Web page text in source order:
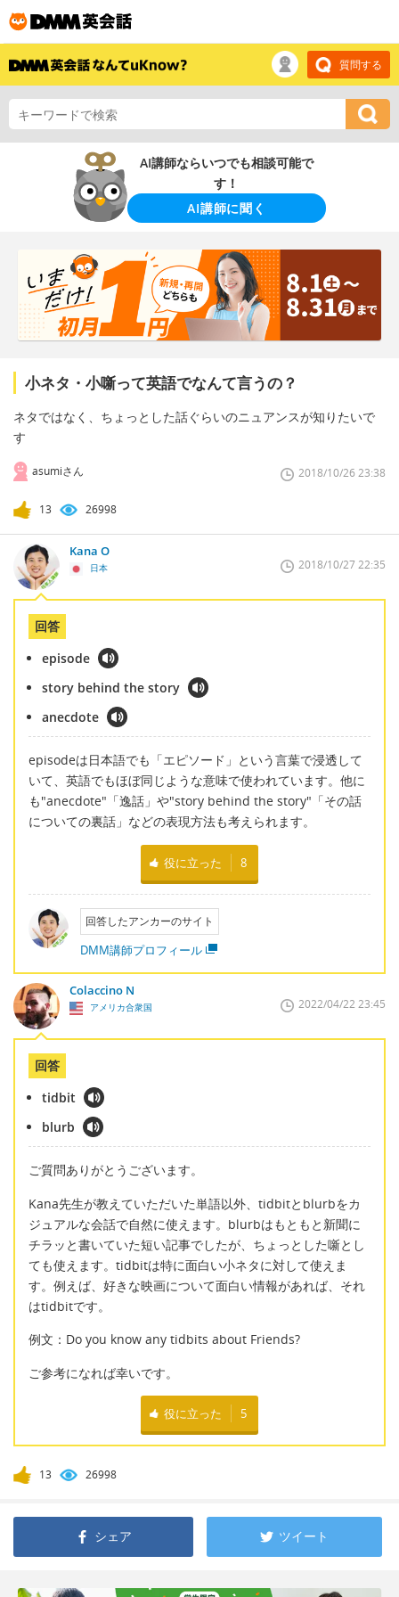
質問する
AI講師ならいつでも相談可能で
す！
AI講師に聞く
小ネタ・小噺って英語でなんて言うの？
ネタではなく、ちょっとした話ぐらいのニュアンスが知りたいで
す
asumiさん 2018/10/26 23:38
13 26998
Kana O
日本 2018/10/27 22:35
回答
episode
story behind the story
anecdote
episodeは日本語でも「エピソード」という言葉で浸透して
いて、英語でもほぼ同じような意味で使われています。他に
も"anecdote"「逸話」や"story behind the story"「その話
についての裏話」などの表現方法も考えられます。
役に立った 8
回答したアンカーのサイト
DMM講師プロフィール
Colaccino N
アメリカ合衆国 2022/04/22 23:45
回答
tidbit
blurb
ご質問ありがとうございます。
Kana先生が教えていただいた単語以外、tidbitとblurbをカ
ジュアルな会話で自然に使えます。blurbはもともと新聞に
チラッと書いていた短い記事でしたが、ちょっとした噺とし
ても使えます。tidbitは特に面白い小ネタに対して使えま
す。例えば、好きな映画について面白い情報があれば、それ
はtidbitです。
例文：Do you know any tidbits about Friends?
ご参考になれば幸いです。
役に立った 5
13 26998
シェア ツイート